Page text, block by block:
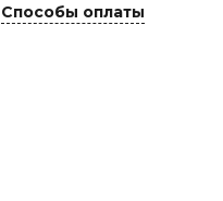
Способы оплаты